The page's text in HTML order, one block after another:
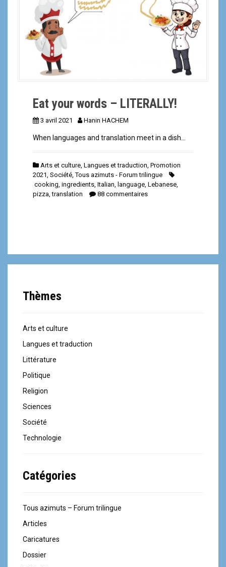
Eat your words – LITERALLY!
3 avril 2021 Hanin HACHEM
When languages and translation meet in a dish…
Arts et culture, Langues et traduction, Promotion
2021, Société,Tous azimuts - Forum trilingue
cooking, ingredients, Italian, language, Lebanese,
pizza,translation 88 commentaires
Thèmes
Arts et culture
Langues et traduction
Littérature
Politique
Religion
Sciences
Société
Technologie
Catégories
Tous azimuts – Forum trilingue
Articles
Caricatures
Dossier